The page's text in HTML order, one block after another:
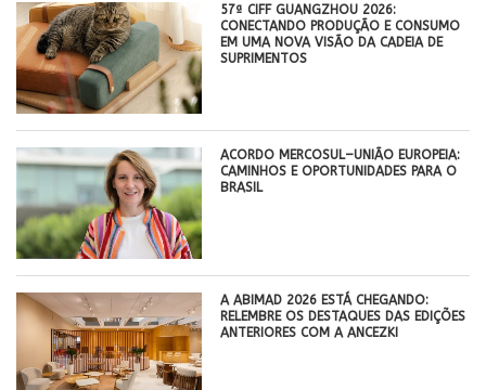
57ª CIFF GUANGZHOU 2026:
CONECTANDO PRODUÇÃO E CONSUMO
EM UMA NOVA VISÃO DA CADEIA DE
SUPRIMENTOS
ACORDO MERCOSUL–UNIÃO EUROPEIA:
CAMINHOS E OPORTUNIDADES PARA O
BRASIL
A ABIMAD 2026 ESTÁ CHEGANDO:
RELEMBRE OS DESTAQUES DAS EDIÇÕES
ANTERIORES COM A ANCEZKI